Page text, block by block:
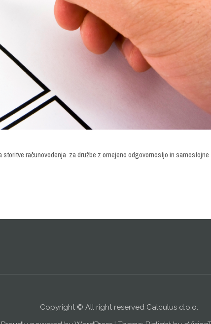
računovodenja za družbe z omejeno odgovornostjo in samostojne
Copyright © All right reserved Calculus d.o.o.